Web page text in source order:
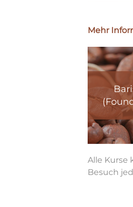
Mehr
Alle Kurse
Besuch